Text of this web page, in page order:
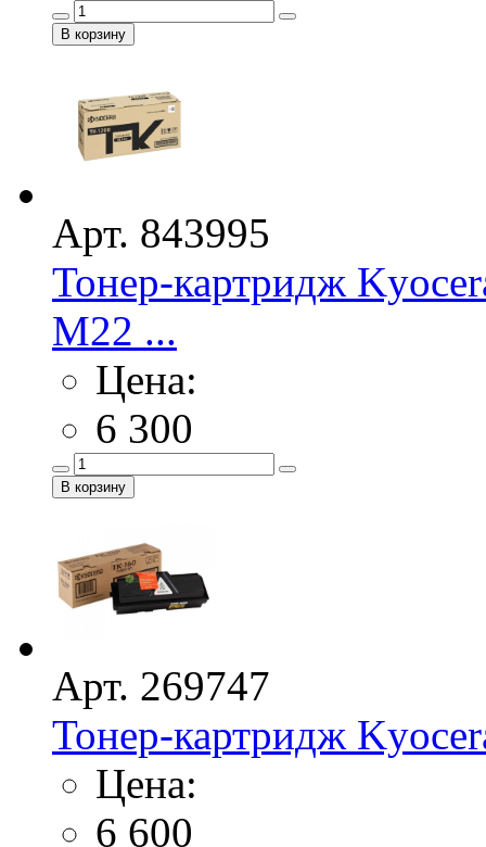
Арт. 843995
Тонер-картридж
M22 ...
Цена:
6 300
Арт. 269747
Тонер-картридж
Цена:
6 600